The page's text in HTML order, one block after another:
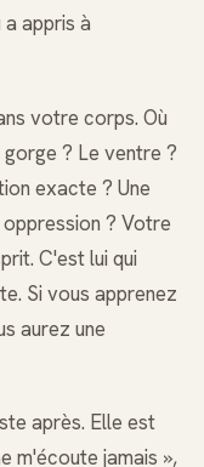
appris à
votre corps. Où
? Le ventre ?
exacte ? Une
? Votre
C'est lui qui
Si vous apprenez
aurez une
après. Elle est
m'écoute jamais »,